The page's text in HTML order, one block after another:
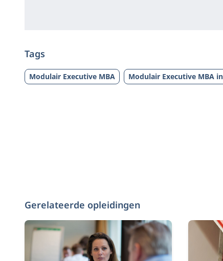
Tags
Modulair Executive MBA Modulair Executive MBA
Gerelateerde opleidingen